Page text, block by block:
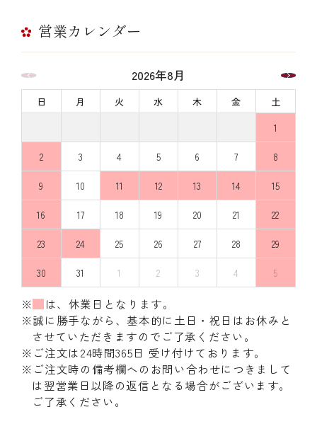
営業カレンダー
2026年8月
日 月 火 水 木 金
土
1
2 3 4 5 6 7 8
9 10 11 12 13 14 15
16 17 18 19 20 21 22
23 24 25 26 27 28 29
30 31 1 2 3 4 5
※
は、休業日となります。
※誠に勝手ながら、基本的に土日・祝日はお休みと
させていただきますのでご了承ください。
※ご注文は24時間365日 受け付けております。
※ご注文時の備考欄へのお問い合わせにつきまして
は翌営業日以降の返信となる場合がございます。
ご了承ください。